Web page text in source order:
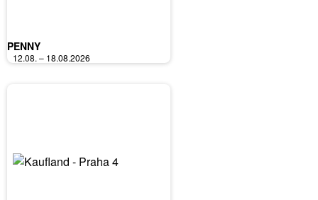
PENNY
12.08. – 18.08.2026